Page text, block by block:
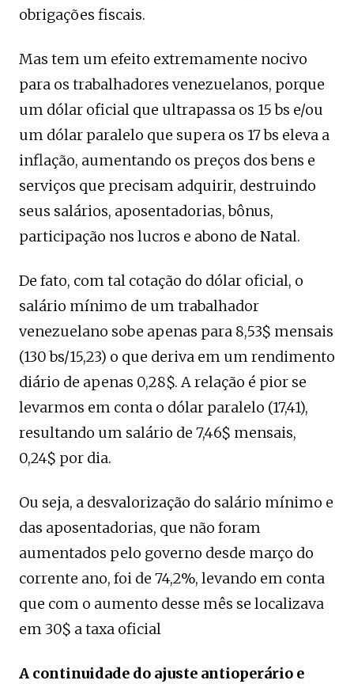
obrigações fiscais.
Mas tem um efeito extremamente nocivo
para os trabalhadores venezuelanos, porque
um dólar oficial que ultrapassa os 15 bs e/ou
um dólar paralelo que supera os 17 bs eleva a
inflação, aumentando os preços dos bens e
serviços que precisam adquirir, destruindo
seus salários, aposentadorias, bônus,
participação nos lucros e abono de Natal.
De fato, com tal cotação do dólar oficial, o
salário mínimo de um trabalhador
venezuelano sobe apenas para 8,53$ mensais
(130 bs/15,23) o que deriva em um rendimento
diário de apenas 0,28$. A relação é pior se
levarmos em conta o dólar paralelo (17,41),
resultando um salário de 7,46$ mensais,
0,24$ por dia.
Ou seja, a desvalorização do salário mínimo e
das aposentadorias, que não foram
aumentados pelo governo desde março do
corrente ano, foi de 74,2%, levando em conta
que com o aumento desse mês se localizava
em 30$ a taxa oficial
A continuidade do ajuste antioperário e